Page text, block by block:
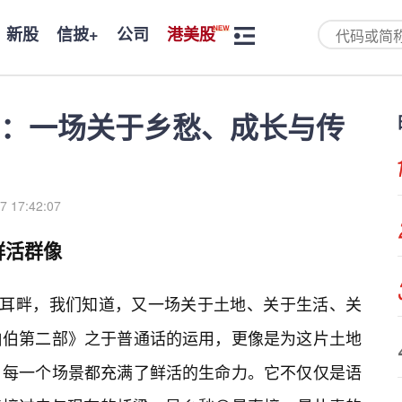
新股 信披+ 公司 港美股
一场关于乡愁、成长与传
17:42:07
群像
畔，我们知道，又一场关于土地、关于生活、关
第二部》之于普通话的运用，更像是为这片土地
一个场景都充满了鲜活的生命力。它不仅仅是语